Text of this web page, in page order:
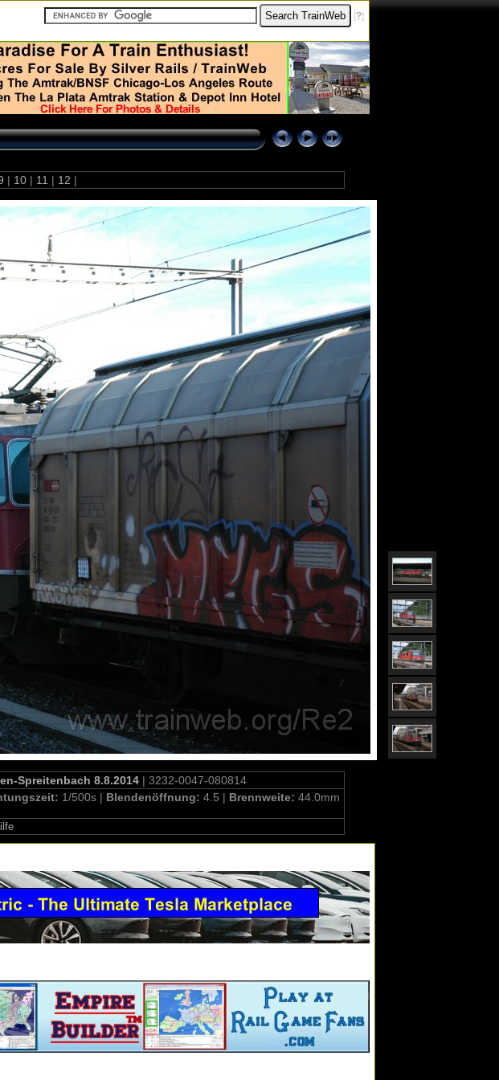
[?]
| 10 | 11 | 12 |
Spreitenbach 8.8.2014| 3232-0047-080814
1/500s | Blendenöffnung: 4.5 | Brennweite: 44.0mm